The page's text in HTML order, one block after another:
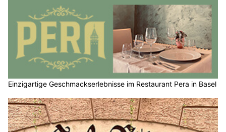
Einzigartige Geschmackserlebnisse im Restaurant Pera in Basel